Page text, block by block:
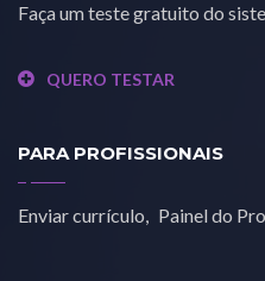
Faça um teste gratuito do
QUERO TESTAR
PARA PROFISSIONAIS
Enviar currículo Painel do